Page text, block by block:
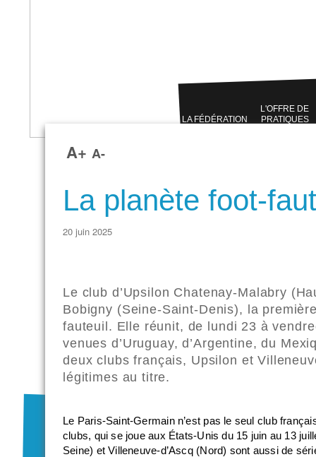
LA FÉDÉRATION
L'OFFRE DE
PRATIQUES
A+ A-
La planète foot-
20 juin 2025
Le club d’Upsilon Chatenay-Malabry
Bobigny (Seine-Saint-Denis), la
fauteuil. Elle réunit, de lundi 23 à
venues d’Uruguay, d’Argentine, du
deux clubs français, Upsilon et
légitimes au titre.
Le Paris-Saint-Germain n’est pas le seul club
clubs, qui se joue aux États-Unis du 15 juin au 13
Seine) et Villeneuve-d’Ascq (Nord) sont aussi de